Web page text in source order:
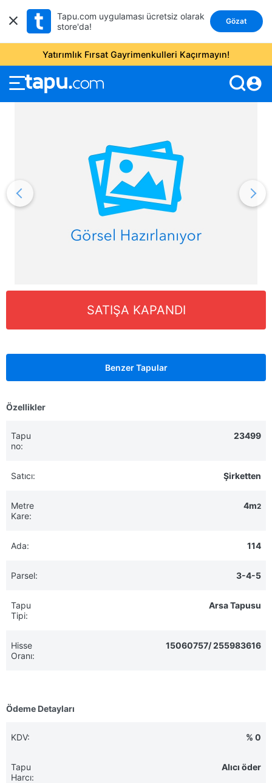
Tapu.com uygulaması ücretsiz olarak
store'da!
Gözat
Yatırımlık Fırsat Gayrimenkulleri Kaçırmayın!
account_circle
Özellikler
Tapu
no:
23499
Satıcı: Şirketten
Metre
Kare:
4m2
Ada: 114
Parsel: 3-4-5
Tapu
Tipi:
Arsa Tapusu
Hisse
Oranı:
15060757/ 255983616
Ödeme Detayları
KDV: % 0
Tapu
Harcı:
Alıcı öder
SATIŞA KAPANDI
Benzer Tapular